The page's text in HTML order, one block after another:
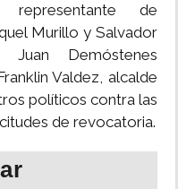
representante de
Murillo y Salvador
Demóstenes
Valdez, alcalde
políticos contra las
de revocatoria.